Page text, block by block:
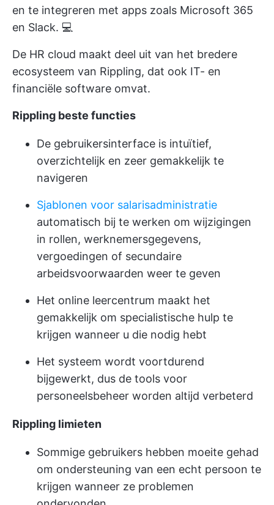
en te integreren met apps zoals Microsoft 365
en Slack. 💻
De HR cloud maakt deel uit van het bredere
ecosysteem van Rippling, dat ook IT- en
financiële software omvat.
Rippling beste functies
De gebruikersinterface is intuïtief,
overzichtelijk en zeer gemakkelijk te
navigeren
Sjablonen voor salarisadministratie
automatisch bij te werken om wijzigingen
in rollen, werknemersgegevens,
vergoedingen of secundaire
arbeidsvoorwaarden weer te geven
Het online leercentrum maakt het
gemakkelijk om specialistische hulp te
krijgen wanneer u die nodig hebt
Het systeem wordt voortdurend
bijgewerkt, dus de tools voor
personeelsbeheer worden altijd verbeterd
Rippling limieten
Sommige gebruikers hebben moeite gehad
om ondersteuning van een echt persoon te
krijgen wanneer ze problemen